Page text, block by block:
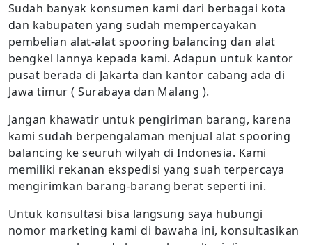
Sudah banyak konsumen kami dari berbagai kota
dan kabupaten yang sudah mempercayakan
pembelian alat-alat spooring balancing dan alat
bengkel lannya kepada kami. Adapun untuk kantor
pusat berada di Jakarta dan kantor cabang ada di
Jawa timur ( Surabaya dan Malang ).
Jangan khawatir untuk pengiriman barang, karena
kami sudah berpengalaman menjual alat spooring
balancing ke seuruh wilyah di Indonesia. Kami
memiliki rekanan ekspedisi yang suah terpercaya
mengirimkan barang-barang berat seperti ini.
Untuk konsultasi bisa langsung saya hubungi
nomor marketing kami di bawaha ini, konsultasikan